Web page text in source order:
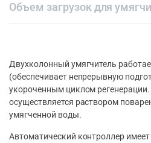
Объем загрузок для
Двухколонный умягчитель
(обеспечивает непрерывную
укороченным циклом регенерации.
осуществляется раствором
умягченной воды.
Автоматический контроллер